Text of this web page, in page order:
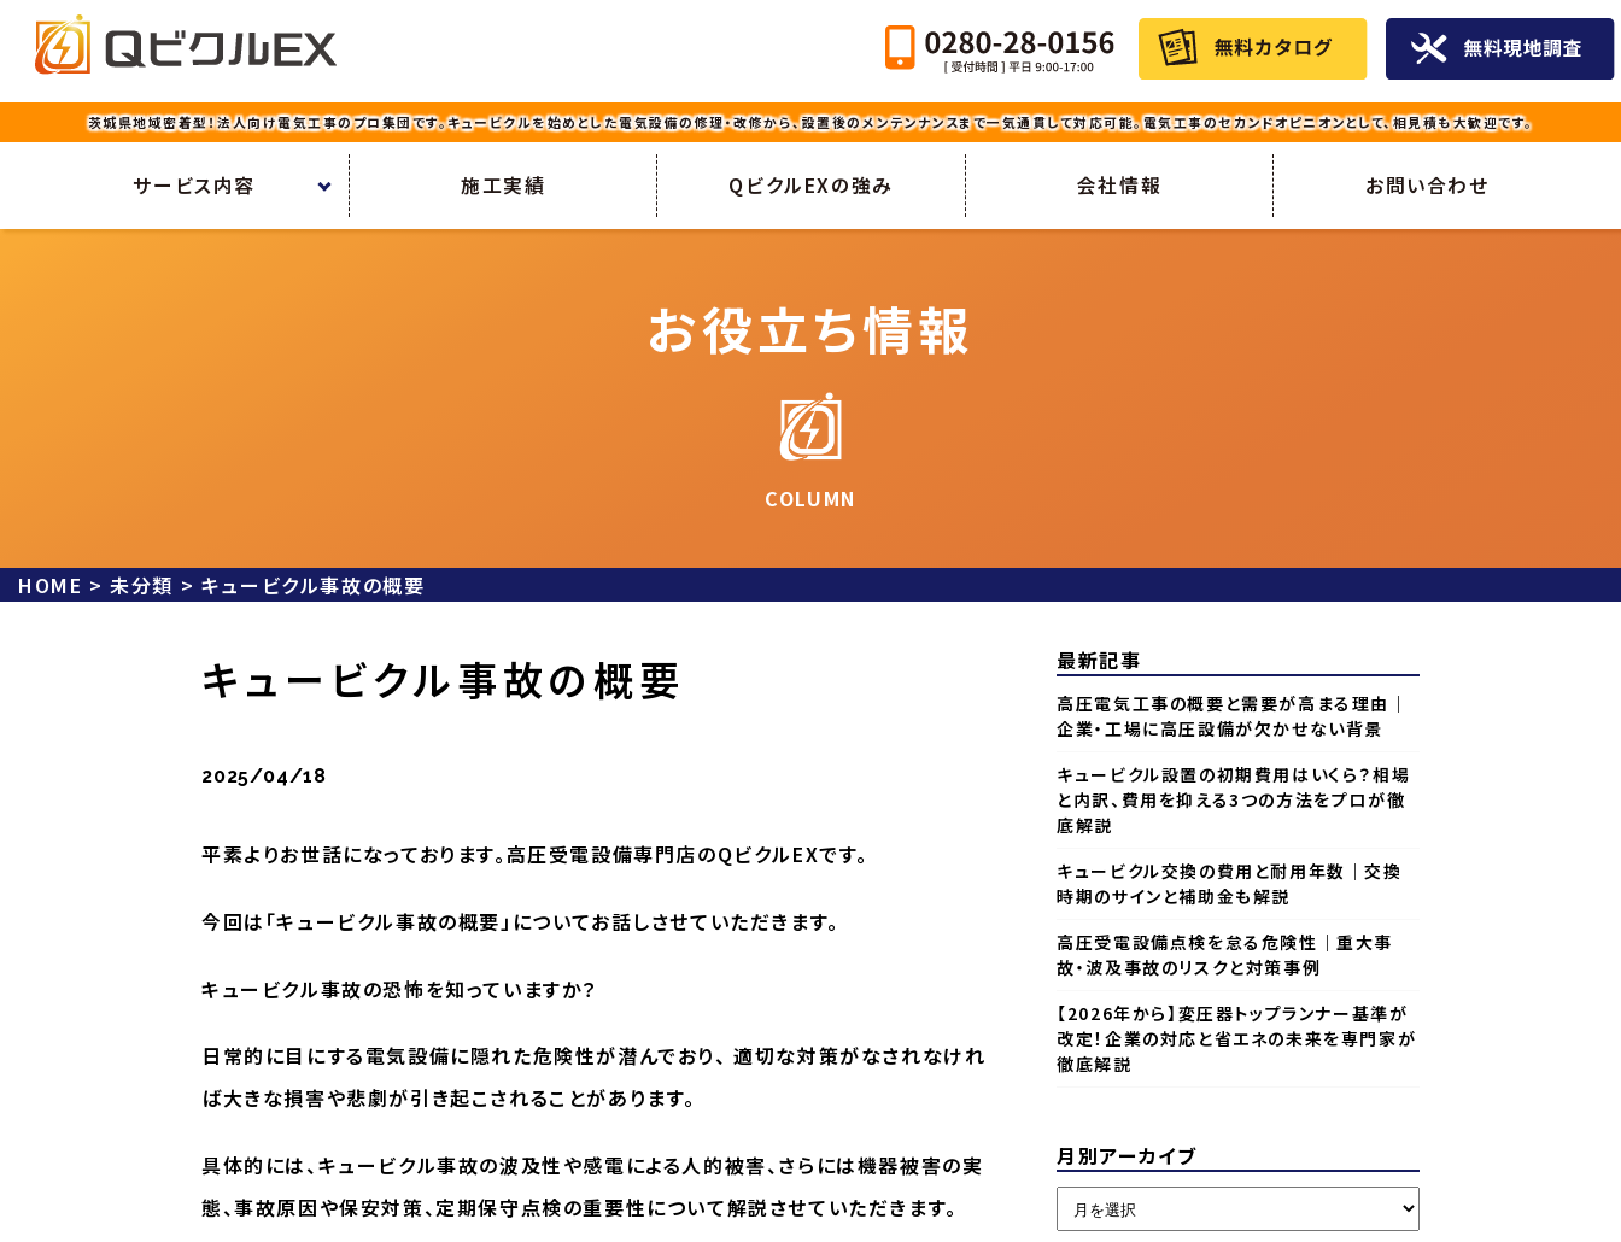
茨城県地域密着型！法人向け電気工事のプロ集団です。キュービクルを始めとした電気設備の修理・改修から、設置後のメンテンナンスまで一気通貫して対応可能。電気工事のセカンドオピニオンとして、相見積も大歓迎です。
サービス内容 施工実績 QビクルEXの強み 会社情報 お問い合わせ
お役立ち情報
COLUMN
HOME >未分類 > キュービクル事故の概要
キュービクル事故の概要
2025/04/18
平素よりお世話になっております。高圧受電設備専門店のQビクルEXです。
今回は「キュービクル事故の概要」についてお話しさせていただきます。
キュービクル事故の恐怖を知っていますか？
日常的に目にする電気設備に隠れた危険性が潜んでおり、 適切な対策がなされなけれ
ば大きな損害や悲劇が引き起こされることがあります。
具体的には、キュービクル事故の波及性や感電による人的被害、さらには機器被害の実
態、事故原因や保安対策、定期保守点検の重要性について解説させていただきます。
最新記事
高圧電気工事の概要と需要が高まる理由｜
企業・工場に高圧設備が欠かせない背景
キュービクル設置の初期費用はいくら？相場
と内訳、費用を抑える3つの方法をプロが徹
底解説
キュービクル交換の費用と耐用年数｜交換
時期のサインと補助金も解説
高圧受電設備点検を怠る危険性｜重大事
故・波及事故のリスクと対策事例
【2026年から】変圧器トップランナー基準が
改定！企業の対応と省エネの未来を専門家が
徹底解説
月別アーカイブ